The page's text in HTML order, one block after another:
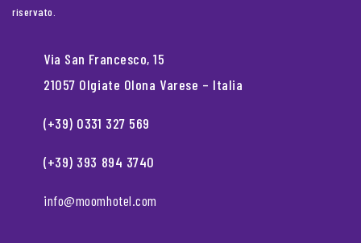
riservato.
Via San Francesco, 15
21057 Olgiate Olona Varese – Italia
(+39) 0331 327 569
(+39) 393 894 3740
info@moomhotel.com